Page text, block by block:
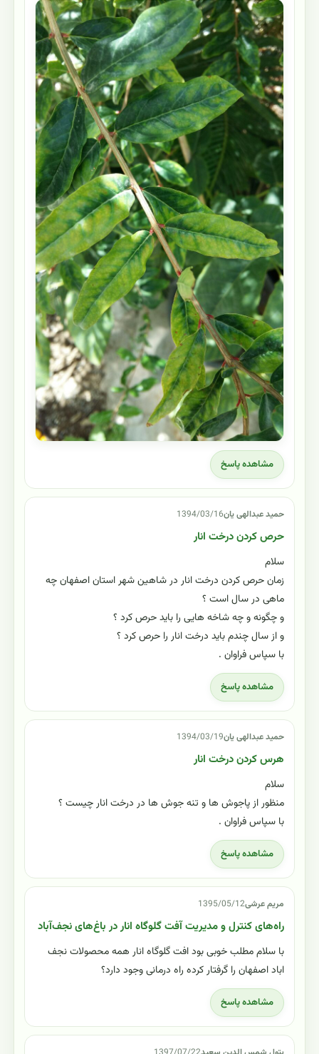
مشاهده پاسخ
حمید عبدالهی یان1394/03/16
حرص کردن درخت انار
سلام
زمان حرص کردن درخت انار در شاهین شهر استان اصفهان چه
ماهی در سال است ؟
و چگونه و چه شاخه هایی را باید حرص کرد ؟
و از سال چندم باید درخت انار را حرص کرد ؟
با سپاس فراوان .
مشاهده پاسخ
حمید عبدالهی یان1394/03/19
هرس کردن درخت انار
سلام
منظور از پاجوش ها و تنه جوش ها در درخت انار چیست ؟
با سپاس فراوان .
مشاهده پاسخ
مریم عرشی1395/05/12
راه‌های کنترل و مدیریت آفت گلوگاه انار در باغ‌های نجف‌آباد
با سلام مطلب خوبی بود افت گلوگاه انار همه محصولات نجف
اباد اصفهان را گرفتار کرده راه درمانی وجود دارد؟
مشاهده پاسخ